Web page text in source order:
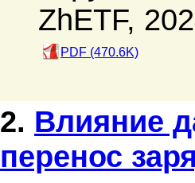
ZhETF,
PDF (470.6K)
2. Влияние
перенос